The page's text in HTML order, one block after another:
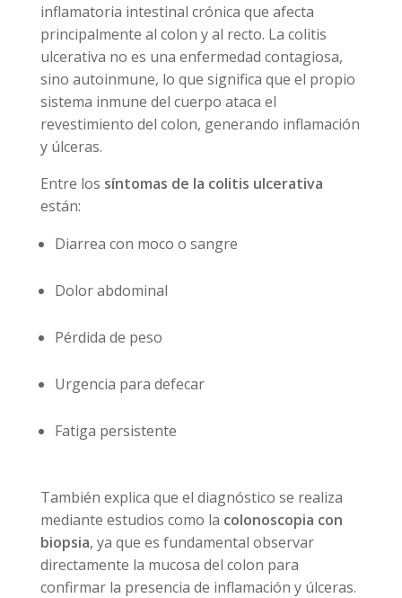
inflamatoria intestinal crónica que afecta
principalmente al colon y al recto. La colitis
ulcerativa no es una enfermedad contagiosa,
sino autoinmune, lo que significa que el propio
sistema inmune del cuerpo ataca el
revestimiento del colon, generando inflamación
y úlceras.
Entre los síntomas de la colitis ulcerativa
están:
Diarrea con moco o sangre
Dolor abdominal
Pérdida de peso
Urgencia para defecar
Fatiga persistente
También explica que el diagnóstico se realiza
mediante estudios como la colonoscopia con
biopsia, ya que es fundamental observar
directamente la mucosa del colon para
confirmar la presencia de inflamación y úlceras.